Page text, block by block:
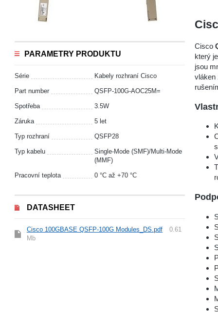
PARAMETRY PRODUKTU
Série Kabely rozhraní Cisco
Part number QSFP-100G-AOC25M=
Spotřeba 3.5W
Záruka 5 let
Typ rozhraní QSFP28
Typ kabelu
Single-Mode (SMF)/Multi-Mode
(MMF)
Pracovní teplota 0 °С až +70 °C
DATASHEET
Cisco 100GBASE QSFP-100G Modules_DS.pdf
0.61
Mb
Cisco
který
jsou
vláken